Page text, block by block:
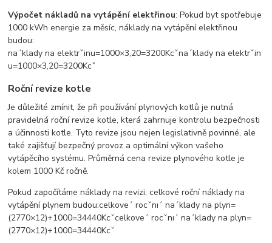
Výpočet nákladů na vytápění elektřinou: Pokud byt spotřebuje
1000 kWh energie za měsíc, náklady na vytápění elektřinou
budou:
naˊklady na elektrˇinu=1000×3,20=3200Kcˇna ˊklady na elektrˇin
u=1000×3,20=3200Kcˇ
Roční revize kotle
Je důležité zmínit, že při používání plynových kotlů je nutná
pravidelná roční revize kotle, která zahrnuje kontrolu bezpečnosti
a účinnosti kotle. Tyto revize jsou nejen legislativně povinné, ale
také zajišťují bezpečný provoz a optimální výkon vašeho
vytápěcího systému. Průměrná cena revize plynového kotle je
kolem 1000 Kč ročně.
Pokud započítáme náklady na revizi, celkové roční náklady na
vytápění plynem budou:celkoveˊ rocˇnıˊ naˊklady na plyn=
(2770×12)+1000=34440Kcˇcelkove ˊ rocˇnı ˊ na ˊklady na plyn=
(2770×12)+1000=34440Kcˇ